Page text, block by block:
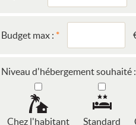
Budget max :
Niveau d'hébergement souhaité :
Chez l'habitant Standard